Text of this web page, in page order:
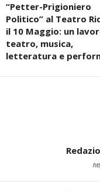
“Petter-Prigioniero
Politico” al Teatro
il 10 Maggio: un
teatro, musica,
letteratura e